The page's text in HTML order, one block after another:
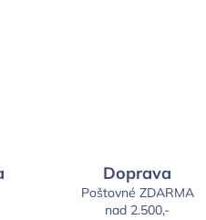
Doprava
Poštovné ZDARMA
nad 2.500,-